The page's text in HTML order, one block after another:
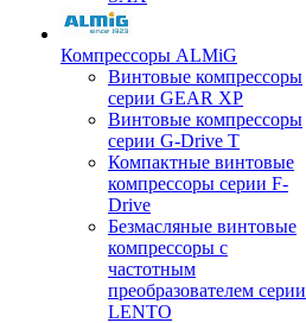
Компрессоры ALMiG
Винтовые компрессоры
серии GEAR XP
Винтовые компрессоры
серии G-Drive T
Компактные винтовые
компрессоры серии F-
Drive
Безмасляные винтовые
компрессоры с
частотным
преобразователем серии
LENTO